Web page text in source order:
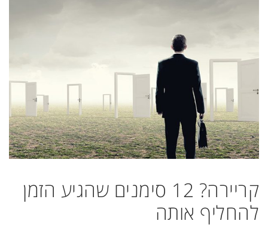
קריירה? 12 סימנים שהגיע הזמן
להחליף אותה